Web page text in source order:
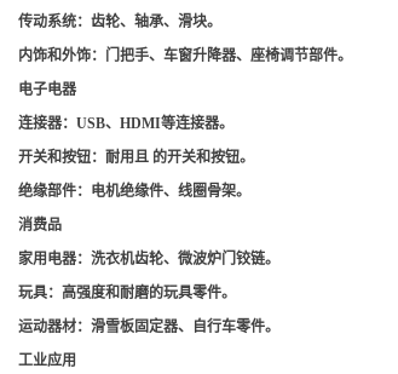
传动系统：齿轮、轴承、滑块。
内饰和外饰：门把手、车窗升降器、座椅调节部件。
电子电器
连接器：USB、HDMI等连接器。
开关和按钮：耐用且 的开关和按钮。
绝缘部件：电机绝缘件、线圈骨架。
消费品
家用电器：洗衣机齿轮、微波炉门铰链。
玩具：高强度和耐磨的玩具零件。
运动器材：滑雪板固定器、自行车零件。
工业应用